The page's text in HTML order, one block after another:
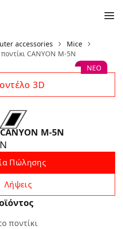
accessories
Mice
CANYON M-5N
ΝΕΟ
3D
M-5N
Πώλησης
Λήψεις
ποντίκι